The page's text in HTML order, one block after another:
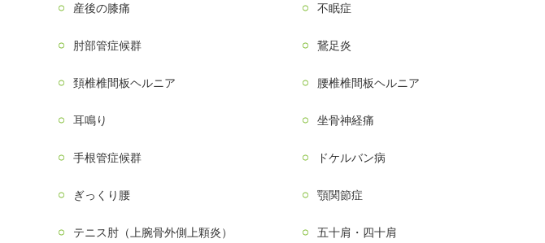
産後の膝痛 不眠症
肘部管症候群 鵞足炎
頚椎椎間板ヘルニア 腰椎椎間板ヘルニア
耳鳴り 坐骨神経痛
手根管症候群 ドケルバン病
ぎっくり腰 顎関節症
テニス肘（上腕骨外側上顆炎） 五十肩・四十肩